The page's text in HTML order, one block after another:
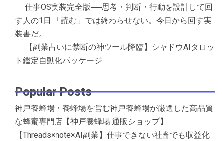
仕事OS実装完全版──思考・判断・行動を設計して回
す人の1日 「読む」では終わらせない。今日から回す実
装書だ。
【副業占いに禁断の神ツール降臨】シャドウAIタロッ
ト鑑定自動化パッケージ
Popular Posts
神戸養蜂場・養蜂場を営む神戸養蜂場が厳選した高品質
な蜂蜜専門店【神戸養蜂場 通販ショップ】
【Threads×note×AI副業】仕事できない社畜でも収益化